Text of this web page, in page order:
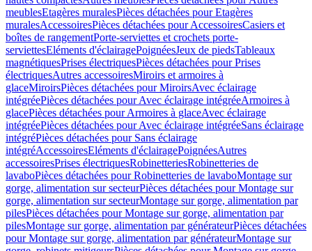
meublesEtagères muralesPièces détachées pour Etagères
muralesAccessoiresPièces détachées pour AccessoiresCasiers et
boîtes de rangementPorte-serviettes et crochets porte-
serviettesEléments d'éclairagePoignéesJeux de piedsTableaux
magnétiquesPrises électriquesPièces détachées pour Prises
électriquesAutres accessoiresMiroirs et armoires à
glaceMiroirsPièces détachées pour MiroirsAvec éclairage
intégréePièces détachées pour Avec éclairage intégréeArmoires à
glacePièces détachées pour Armoires à glaceAvec éclairage
intégréePièces détachées pour Avec éclairage intégréeSans éclairage
intégréPièces détachées pour Sans éclairage
intégréAccessoiresEléments d'éclairagePoignéesAutres
accessoiresPrises électriquesRobinetteriesRobinetteries de
lavaboPièces détachées pour Robinetteries de lavaboMontage sur
gorge, alimentation sur secteurPièces détachées pour Montage sur
gorge, alimentation sur secteurMontage sur gorge, alimentation par
pilesPièces détachées pour Montage sur gorge, alimentation par
pilesMontage sur gorge, alimentation par générateurPièces détachées
pour Montage sur gorge, alimentation par générateurMontage sur